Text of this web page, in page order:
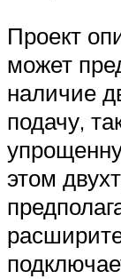
Проект
может
наличие
подачу,
этом